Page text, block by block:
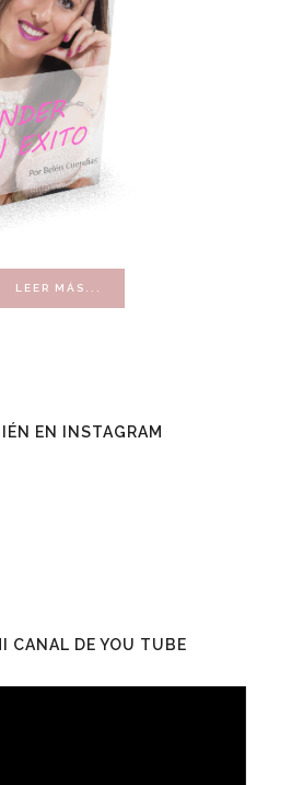
LEER MÁS...
DE
EN INSTAGRAM
CANAL DE YOU TUBE